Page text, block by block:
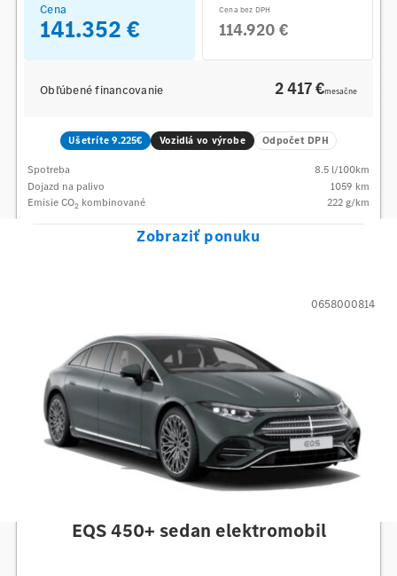
Cena
141.352 €
Cena bez DPH
114.920 €
Obľúbené financovanie 2 417 €mesačne
Ušetríte 9.225€ Vozidlá vo výrobe Odpočet DPH
Spotreba 8.5 l/100km
Dojazd na palivo
1059 km
Emisie CO2 kombinované 222 g/km
Zobraziť ponuku
EQS 450+ sedan elektromobil
0658000814